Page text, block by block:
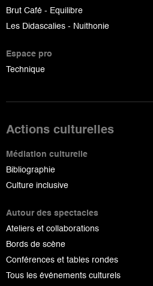
Brut Café - Equilibre
Les Didascalies - Nuithonie
Espace pro
Technique
Actions culturelles
Médiation culturelle
Bibliographie
Culture inclusive
Autour des spectacles
Ateliers et collaborations
Bords de scène
Conférences et tables rondes
Tous les événements culturels